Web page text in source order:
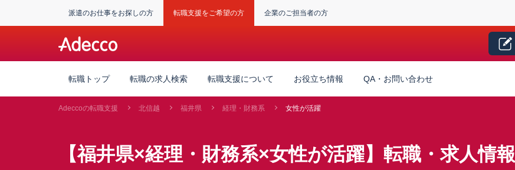
派遣のお仕事をお探しの方 転職支援をご希望の方 企業のご担当者の方
転職トップ 転職の求人検索 転職支援について お役立ち情報 QA・お問い合わせ
Adeccoの転職支援 北信越 福井県 経理・財務系 女性が活躍
【福井県×経理・財務系×女性が活躍】転職・求人情報